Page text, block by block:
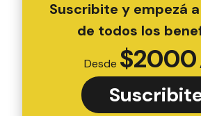
Suscribite y empezá
de todos los
Desde $2000